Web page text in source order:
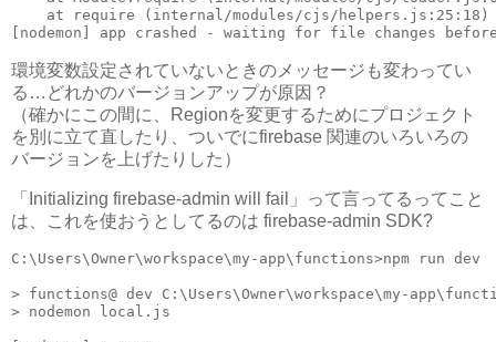
    at require (internal/modules/cjs/helpers.js:25:18)
[nodemon] app crashed - waiting for file changes
環境変数設定されていないときのメッセージも変わってい
る…どれかのバージョンアップが原因？
（確かにこの間に、Regionを変更するためにプロジェクト
を別に立て直したり、ついでにfirebase 関連のいろいろの
バージョンを上げたりした）
「Initializing firebase-admin will fail」って言ってるってこと
は、これを使おうとしてるのは firebase-admin SDK?
C:\Users\Owner\workspace\my-app\functions>npm run dev
> functions@ dev C:\Users\Owner\workspace\my-
> nodemon local.js